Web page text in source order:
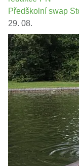
Předškolní swap
29. 08.